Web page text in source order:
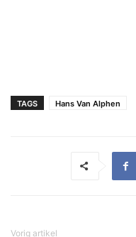
TAGS Hans Van Alphen
Vorig artikel